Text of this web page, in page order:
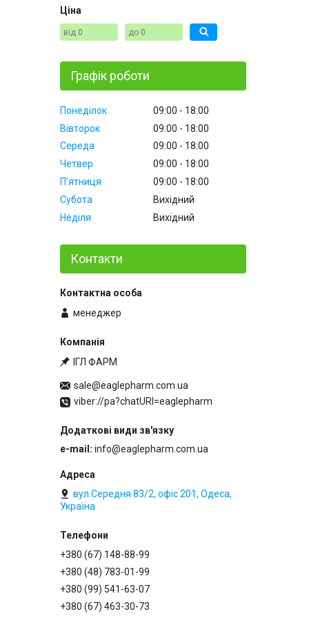
Ціна
Графік роботи
Понеділок 09:00
18:00
Вівторок
09:00
18:00
Середа
09:00
18:00
Четвер
09:00
18:00
Пʼятниця
09:00
18:00
Субота
Вихідний
Неділя
Вихідний
Контакти
менеджер
ІГЛ ФАРМ
sale@eaglepharm.com.ua
viber://pa?chatURI=eaglepharm
e-mail info@eaglepharm.com.ua
вул.Середня 83/2, офіс 201, Одеса,
Україна
+380 (67) 148-88-99
+380 (48) 783-01-99
+380 (99) 541-63-07
+380 (67) 463-30-73